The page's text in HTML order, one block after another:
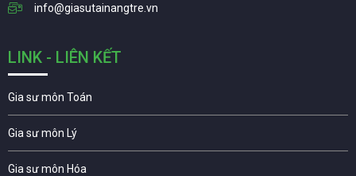
info@giasutainangtre.vn
LINK - LIÊN KẾT
Gia sư môn Toán
Gia sư môn Lý
Gia sư môn Hóa